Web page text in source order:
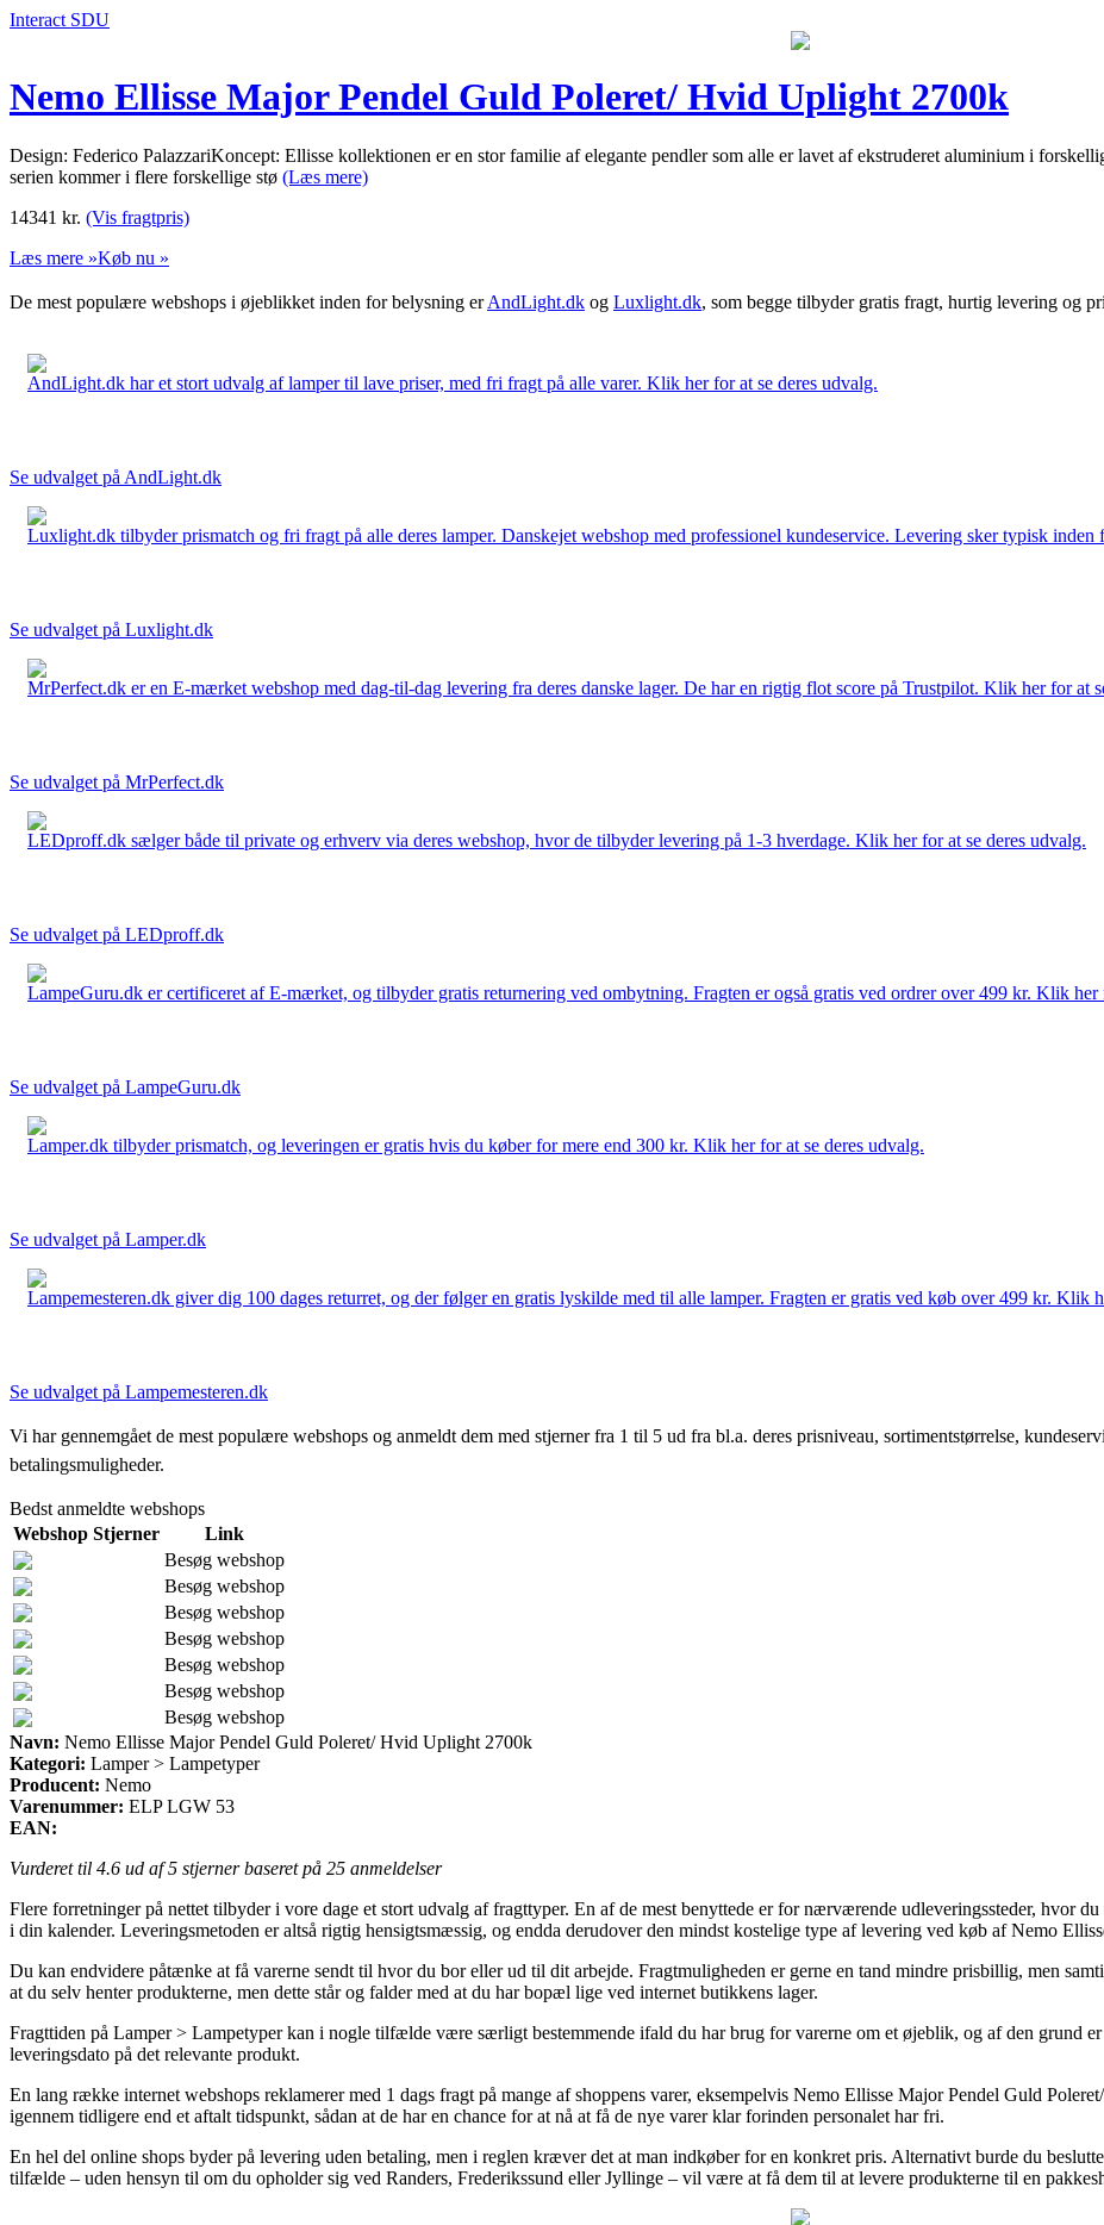
Interact SDU
Nemo Ellisse Major Pendel Guld Poleret/ Hvid Uplight 2700k
Design: Federico PalazzariKoncept: Ellisse kollektionen er en stor familie af elegante pendler som alle er lavet af ekstruderet aluminium i
serien kommer i flere forskellige stø (Læs mere)
14341 kr. (Vis fragtpris)
Læs mere »Køb nu »
De mest populære webshops i øjeblikket inden for belysning erAndLight.dk og Luxlight.dk, som begge tilbyder gratis fragt, hurtig levering og
AndLight.dk har et stort udvalg af lamper til lave priser, med fri fragt på alle varer. Klik her for at se deres udvalg.
Se udvalget på AndLight.dk
Luxlight.dk tilbyder prismatch og fri fragt på alle deres lamper. Danskejet webshop med professionel kundeservice. Levering sker typisk
Se udvalget på Luxlight.dk
MrPerfect.dk er en E-mærket webshop med dag-til-dag levering fra deres danske lager. De har en rigtig flot score på Trustpilot. Klik her for at
Se udvalget på MrPerfect.dk
LEDproff.dk sælger både til private og erhverv via deres webshop, hvor de tilbyder levering på 1-3 hverdage. Klik her for at se deres udvalg.
Se udvalget på LEDproff.dk
LampeGuru.dk er certificeret af E-mærket, og tilbyder gratis returnering ved ombytning. Fragten er også gratis ved ordrer over 499 kr. Klik her
Se udvalget på LampeGuru.dk
Lamper.dk tilbyder prismatch, og leveringen er gratis hvis du køber for mere end 300 kr. Klik her for at se deres udvalg.
Se udvalget på Lamper.dk
Lampemesteren.dk giver dig 100 dages returret, og der følger en gratis lyskilde med til alle lamper. Fragten er gratis ved køb over 499 kr. Klik
Se udvalget på Lampemesteren.dk
Vi har gennemgået de mest populære webshops og anmeldt dem med stjerner fra 1 til 5 ud fra bl.a. deres prisniveau, sortimentstørrelse,
betalingsmuligheder.
Bedst anmeldte webshops
Webshop Stjerner
Link
Besøg webshop
Besøg webshop
Besøg webshop
Besøg webshop
Besøg webshop
Besøg webshop
Besøg webshop
Navn: Nemo Ellisse Major Pendel Guld Poleret/ Hvid Uplight 2700k
Kategori: Lamper > Lampetyper
Producent: Nemo
Varenummer: ELP LGW 53
EAN:
Vurderet til 4.6 ud af 5 stjerner baseret på 25 anmeldelser
Flere forretninger på nettet tilbyder i vore dage et stort udvalg af fragttyper. En af de mest benyttede er for nærværende udleveringssteder, hvor
i din kalender. Leveringsmetoden er altså rigtig hensigtsmæssig, og endda derudover den mindst kostelige type af levering ved køb af Nemo
Du kan endvidere påtænke at få varerne sendt til hvor du bor eller ud til dit arbejde. Fragtmuligheden er gerne en tand mindre prisbillig, men
at du selv henter produkterne, men dette står og falder med at du har bopæl lige ved internet butikkens lager.
Fragttiden på Lamper > Lampetyper kan i nogle tilfælde være særligt bestemmende ifald du har brug for varerne om et øjeblik, og af den grund
leveringsdato på det relevante produkt.
En lang række internet webshops reklamerer med 1 dags fragt på mange af shoppens varer, eksempelvis Nemo Ellisse Major Pendel Guld
igennem tidligere end et aftalt tidspunkt, sådan at de har en chance for at nå at få de nye varer klar forinden personalet har fri.
En hel del online shops byder på levering uden betaling, men i reglen kræver det at man indkøber for en konkret pris. Alternativt burde du
tilfælde – uden hensyn til om du opholder sig ved Randers, Frederikssund eller Jyllinge – vil være at få dem til at levere produkterne til en